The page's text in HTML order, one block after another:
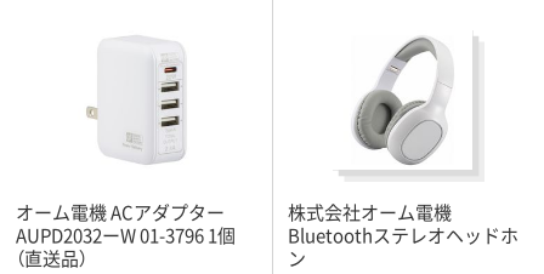
オーム電機 ACアダプター
AUPD2032ーW 01-3796 1個
（直送品）
株式会社オーム電機
Bluetoothステレオヘッドホ
ン